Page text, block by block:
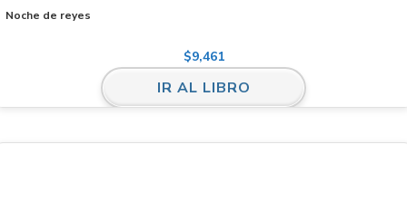
Noche de reyes
$9,461
IR AL LIBRO